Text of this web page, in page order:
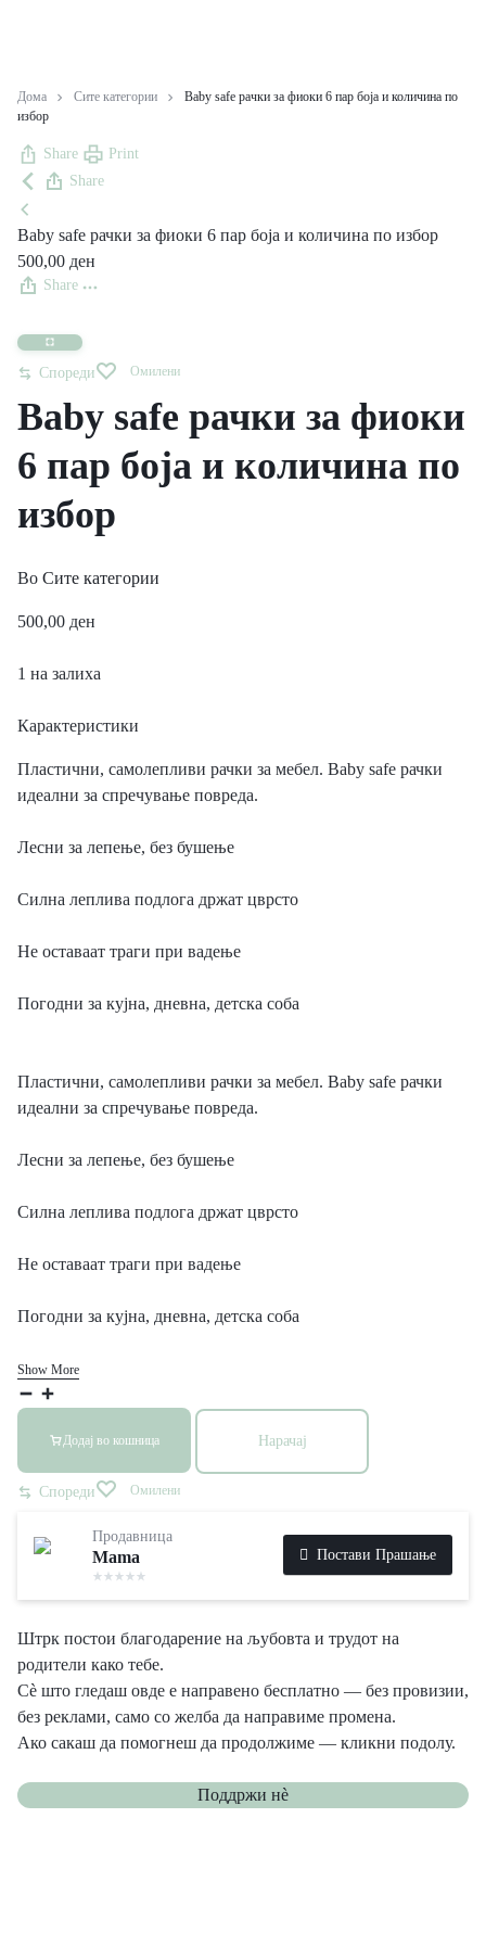
Дома Сите категории
Baby safe рачки за фиоки 6 пар боја и количина по
избор
Share
Print
Share
Baby safe рачки за фиоки 6 пар боја и количина по избор
500,00 ден
Share
Спореди Омилени
Baby safe рачки за фиоки
6 пар боја и количина по
избор
Во Сите категории
500,00 ден
1 на залиха
Карактеристики
Пластични, самолепливи рачки за мебел. Baby safe рачки
идеални за спречување повреда.
Лесни за лепење, без бушење
Силна леплива подлога држат цврсто
Не оставаат траги при вадење
Погодни за кујна, дневна, детска соба
Пластични, самолепливи рачки за мебел. Baby safe рачки
идеални за спречување повреда.
Лесни за лепење, без бушење
Силна леплива подлога држат цврсто
Не оставаат траги при вадење
Погодни за кујна, дневна, детска соба
Show More
Додај во кошница Нарачај
Спореди Омилени
Продавница
Mama Постави Прашање
Штрк постои благодарение на љубовта и трудот на
родители како тебе.
Сè што гледаш овде е направено бесплатно — без провизии,
без реклами, само со желба да направиме промена.
Ако сакаш да помогнеш да продолжиме — кликни подолу.
Поддржи нѐ